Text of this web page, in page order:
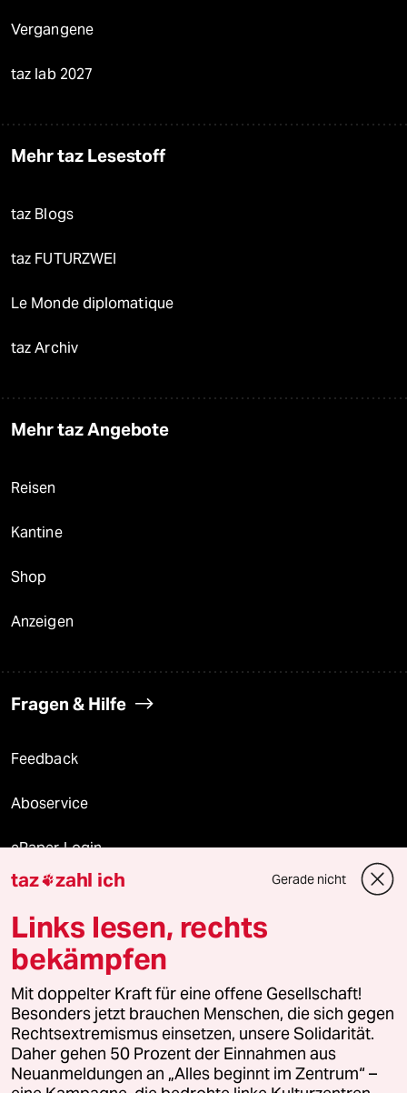
Vergangene
taz lab 2027
Mehr taz Lesestoff
taz Blogs
taz FUTURZWEI
Le Monde diplomatique
taz Archiv
Mehr taz Angebote
Reisen
Kantine
Shop
Anzeigen
Fragen & Hilfe
Feedback
Aboservice
ePaper Login
Downloads für Abonnierende
© 2026 taz Verlags und Vertriebs GmbH
Alle Rechte vorbehalten. Bei rechtlichen Fragen oder für Genehmigungen
wenden Sie sich bitte an
lizenzen@taz.de
Feedback Redaktionsstatut Kommune-Richtlinien
taz zahl ich Gerade nicht
Links lesen, rechts
bekämpfen
Mit doppelter Kraft für eine offene Gesellschaft!
Besonders jetzt brauchen Menschen, die sich gegen
Rechtsextremismus einsetzen, unsere Solidarität.
Daher gehen 50 Prozent der Einnahmen aus
Neuanmeldungen an „Alles beginnt im Zentrum“ –